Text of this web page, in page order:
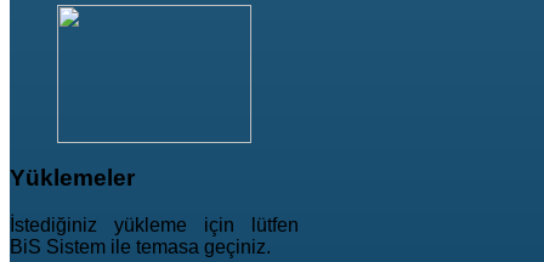
Yüklemeler
İstediğiniz yükleme için lütfen
BiS Sistem ile temasa geçiniz.